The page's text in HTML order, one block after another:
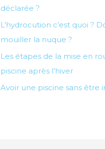
déclarée ?
L’hydrocution c’est quoi ?
mouiller la nuque ?
Les étapes de la mise en
piscine après l’hiver
Avoir une piscine sans être